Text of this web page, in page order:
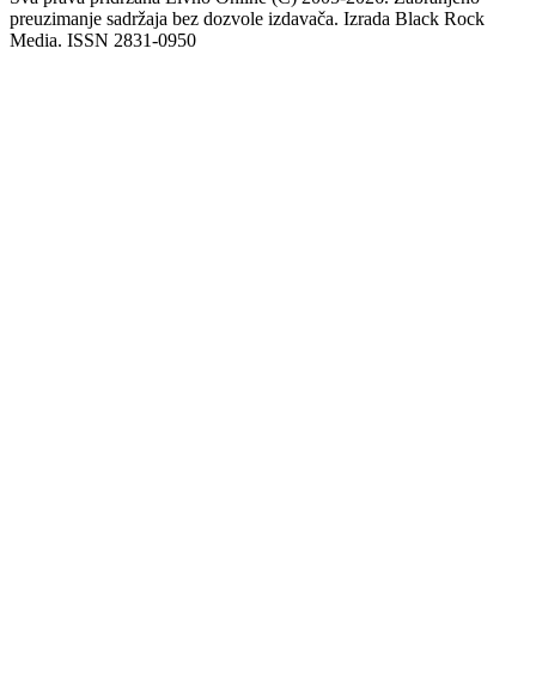
preuzimanje sadržaja bez dozvole izdavača. Izrada Black Rock
Media. ISSN 2831-0950